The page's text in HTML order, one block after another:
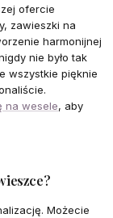
ofercie
zawieszki na
harmonijnej
nie było tak
wszystkie pięknie
na wesele, aby
Możecie